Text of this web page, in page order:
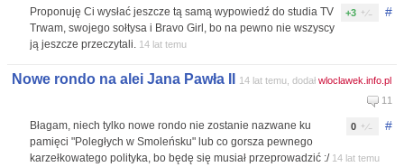
#
+3
Proponuję Ci wysłać jeszcze tą samą wypowiedź do studia TV
Trwam, swojego sołtysa i Bravo Girl, bo na pewno nie wszyscy
ją jeszcze przeczytali. 14 lat temu
Nowe rondo na alei Jana Pawła II 14 lat temu, dodał wloclawek.info.pl
11
#
0
Błagam, niech tylko nowe rondo nie zostanie nazwane ku
pamięci "Poległych w Smoleńsku" lub co gorsza pewnego
karzełkowatego polityka, bo będę się musiał przeprowadzić :/ 14 lat temu